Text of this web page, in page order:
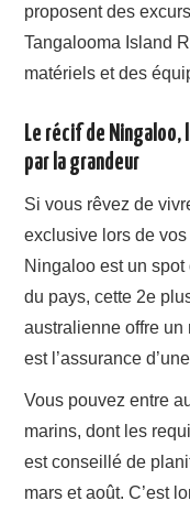
proposent des
Tangalooma Island
matériels et des
Le récif de Ningaloo,
par la grandeur
Si vous rêvez de
exclusive lors de
Ningaloo est un
du pays, cette 2e
australienne offre
est l’assurance
Vous pouvez entre
marins, dont les
est conseillé de
mars et août. C’est